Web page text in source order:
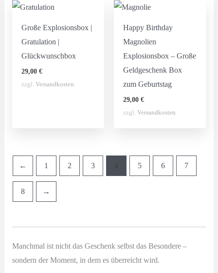
Große Explosionsbox |
Gratulation |
Glückwunschbox
29,00 €
zzgl. Versandkosten
Happy Birthday
Magnolien
Explosionsbox – Große
Geldgeschenk Box
zum Geburtstag
29,00€
zzgl.Versandkosten
← 1 2 3 4 5 6 7
8 →
Manchmal ist nicht das Geschenk selbst das Besondere –
sondern der Moment, in dem es überreicht wird.